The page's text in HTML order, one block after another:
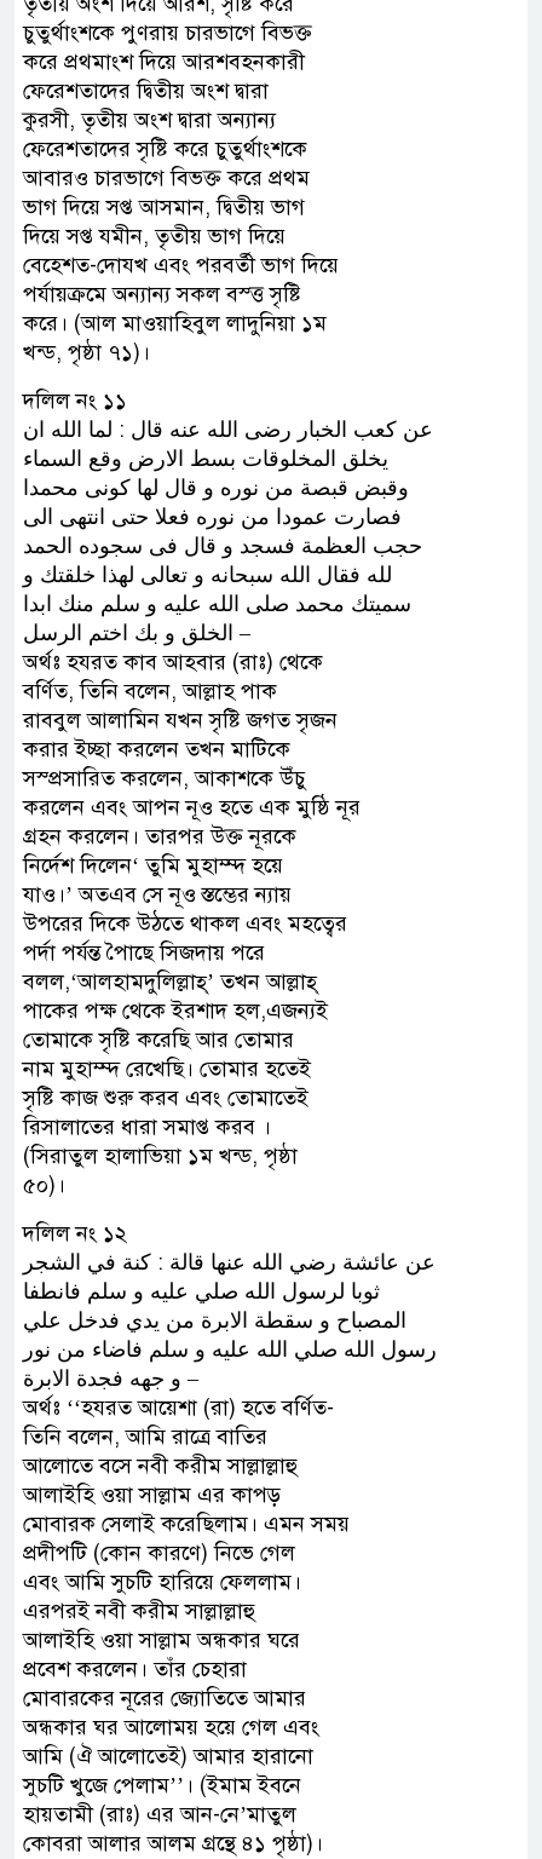
চুতুর্থাংশকে পুণরায় চারভাগে বিভক্ত
করে প্রথমাংশ দিয়ে আরশবহনকারী
ফেরেশতাদের দ্বিতীয় অংশ দ্বারা
কুরসী, তৃতীয় অংশ দ্বারা অন্যান্য
ফেরেশতাদের সৃষ্টি করে চুতুর্থাংশকে
আবারও চারভাগে বিভক্ত করে প্রথম
ভাগ দিয়ে সপ্ত আসমান, দ্বিতীয় ভাগ
দিয়ে সপ্ত যমীন, তৃতীয় ভাগ দিয়ে
বেহেশত-দোযখ এবং পরবর্তী ভাগ দিয়ে
পর্যায়ক্রমে অন্যান্য সকল বস্ত্ত সৃষ্টি
করে। (আল মাওয়াহিবুল লাদুনিয়া ১ম
খন্ড, পৃষ্ঠা ৭১)।
দলিল নং ১১
ﻋﻦ ﻛﻌﺐ ﺍﻟﺨﺒﺎﺭ ﺭﺿﻰ ﺍﻟﻠﻪ ﻋﻨﻪ ﻗﺎﻝ : ﻟﻤﺎ ﺍﻟﻠﻪ ﺍﻥ
ﻳﺨﻠﻖ ﺍﻟﻤﺨﻠﻮﻗﺎﺕ ﺑﺴﻂ ﺍﻻﺭﺽ ﻭﻗﻊ ﺍﻟﺴﻤﺎﺀ
ﻭﻗﺒﺾ ﻗﺒﺼﺔ ﻣﻦ ﻧﻮﺭﻩ ﻭ ﻗﺎﻝ ﻟﻬﺎ ﻛﻮﻧﻰ ﻣﺤﻤﺪﺍ
ﻓﺼﺎﺭﺕ ﻋﻤﻮﺩﺍ ﻣﻦ ﻧﻮﺭﻩ ﻓﻌﻼ ﺣﺘﻰ ﺍﻧﺘﻬﻰ ﺍﻟﻰ
ﺣﺠﺐ ﺍﻟﻌﻈﻤﺔ ﻓﺴﺠﺪ ﻭ ﻗﺎﻝ ﻓﻰ ﺳﺠﻮﺩﻩ ﺍﻟﺤﻤﺪ
ﻟﻠﻪ ﻓﻘﺎﻝ ﺍﻟﻠﻪ ﺳﺒﺤﺎﻧﻪ ﻭ ﺗﻌﺎﻟﻰ ﻟﻬﺬﺍ ﺧﻠﻘﺘﻚ ﻭ
ﺳﻤﻴﺘﻚ ﻣﺤﻤﺪ ﺻﻠﻰ ﺍﻟﻠﻪ ﻋﻠﻴﻪ ﻭ ﺳﻠﻢ ﻣﻨﻚ ﺍﺑﺪﺍ
ﺍﻟﺨﻠﻖ ﻭ ﺑﻚ ﺍﺧﺘﻢ ﺍﻟﺮﺳﻞ –
অর্থঃ হযরত কাব আহবার (রাঃ) থেকে
বর্ণিত, তিনি বলেন, আল্লাহ পাক
রাববুল আলামিন যখন সৃষ্টি জগত সৃজন
করার ইচ্ছা করলেন তখন মাটিকে
সস্প্রসারিত করলেন, আকাশকে উঁচু
করলেন এবং আপন নূও হতে এক মুষ্ঠি নূর
গ্রহন করলেন। তারপর উক্ত নূরকে
নির্দেশ দিলেন‘ তুমি মুহাম্ম্দ হয়ে
যাও।’ অতএব সে নূও স্তম্ভের ন্যায়
উপরের দিকে উঠতে থাকল এবং মহত্বের
পর্দা পর্যন্ত পৈাছে সিজদায় পরে
বলল,‘আলহামদুলিল্লাহ্’ তখন আল্লাহ্
পাকের পক্ষ থেকে ইরশাদ হল,এজন্যই
তোমাকে সৃষ্টি করেছি আর তোমার
নাম মুহাম্ম্দ রেখেছি। তোমার হতেই
সৃষ্টি কাজ শুরু করব এবং তোমাতেই
রিসালাতের ধারা সমাপ্ত করব ।
(সিরাতুল হালাভিয়া ১ম খন্ড, পৃষ্ঠা
৫০)।
দলিল নং ১২
ﻋﻦ ﻋﺎﺋﺸﺔ ﺭﺿﻲ ﺍﻟﻠﻪ ﻋﻨﻬﺎ ﻗﺎﻟﺔ : ﻛﻨﺔ ﻓﻲ ﺍﻟﺸﺠﺮ
ﺛﻮﺑﺎ ﻟﺮﺳﻮﻝ ﺍﻟﻠﻪ ﺻﻠﻲ ﻋﻠﻴﻪ ﻭ ﺳﻠﻢ ﻓﺎﻧﻄﻔﺎ
ﺍﻟﻤﺼﺒﺎﺡ ﻭ ﺳﻘﻄﺔ ﺍﻻﺑﺮﺓ ﻣﻦ ﻳﺪﻱ ﻓﺪﺧﻞ ﻋﻠﻲ
ﺭﺳﻮﻝ ﺍﻟﻠﻪ ﺻﻠﻲ ﺍﻟﻠﻪ ﻋﻠﻴﻪ ﻭ ﺳﻠﻢ ﻓﺎﺿﺎﺀ ﻣﻦ ﻧﻮﺭ
ﻭ ﺟﻬﻪ ﻓﺠﺪﺓ ﺍﻻﺑﺮﺓ –
অর্থঃ ‘‘হযরত আয়েশা (রা) হতে বর্ণিত-
তিনি বলেন, আমি রাত্রে বাতির
আলোতে বসে নবী করীম সাল্লাল্লাহু
আলাইহি ওয়া সাল্লাম এর কাপড়
মোবারক সেলাই করেছিলাম। এমন সময়
প্রদীপটি (কোন কারণে) নিভে গেল
এবং আমি সুচটি হারিয়ে ফেললাম।
এরপরই নবী করীম সাল্লাল্লাহু
আলাইহি ওয়া সাল্লাম অন্ধকার ঘরে
প্রবেশ করলেন। তাঁর চেহারা
মোবারকের নূরের জ্যোতিতে আমার
অন্ধকার ঘর আলোময় হয়ে গেল এবং
আমি (ঐ আলোতেই) আমার হারানো
সুচটি খুজে পেলাম’’। (ইমাম ইবনে
হায়তামী (রাঃ) এর আন-নে’মাতুল
কোবরা আলার আলম গ্রন্থে ৪১ পৃষ্ঠা)।